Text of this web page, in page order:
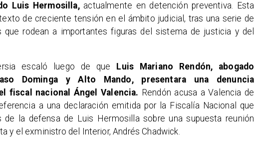
Luis Hermosilla,actualmente en detención preventiva. Esta
de creciente tensión en el ámbito judicial, tras una serie de
que rodean a importantes figuras del sistema de justicia y del
escaló luego de que Luis Mariano Rendón, abogado
Dominga y Alto Mando, presentara una denuncia
fiscal nacional Ángel Valencia. Rendón acusa a Valencia de
a una declaración emitida por la Fiscalía Nacional que
de la defensa de Luis Hermosilla sobre una supuesta reunión
y el exministro del Interior, Andrés Chadwick.